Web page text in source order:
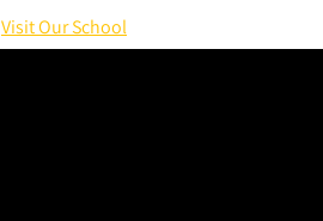
Visit Our School